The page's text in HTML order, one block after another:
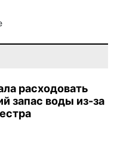
расходовать
запас воды из-за